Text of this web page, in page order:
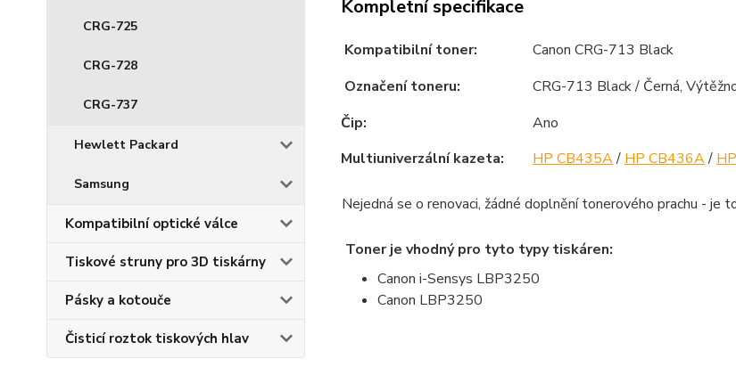
CRG-725
CRG-728
CRG-737
Hewlett Packard
Samsung
Kompatibilní optické válce
Tiskové struny pro 3D tiskárny
Pásky a kotouče
Čisticí roztok tiskových hlav
Kompletní specifikace
Kompatibilní toner:
Canon CRG-713 Black
Označení toneru:
CRG-713 Black / Černá,
Čip:
Ano
Multiuniverzální kazeta:
HP CB435A/ HP CB436A/
Nejedná se o renovaci, žádné doplnění tonerového prachu - je
Toner je vhodný pro tyto typy tiskáren:
Canon i-Sensys LBP3250
Canon LBP3250